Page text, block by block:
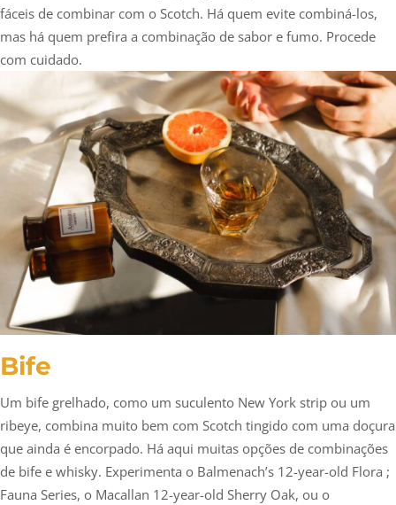
fáceis de combinar com o Scotch. Há quem evite combiná-los,
mas há quem prefira a combinação de sabor e fumo. Procede
com cuidado.
Bife
Um bife grelhado, como um suculento New York strip ou um
ribeye, combina muito bem com Scotch tingido com uma doçura
que ainda é encorpado. Há aqui muitas opções de combinações
de bife e whisky. Experimenta o Balmenach’s 12-year-old Flora ;
Fauna Series, o Macallan 12-year-old Sherry Oak, ou o